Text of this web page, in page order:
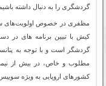
گردشگرى را به دنبال داشته
مظفری در خصوص اولویت‌های
گردشگر است و با توجه به
مطلوب و خاص، در بیش از
کشورهای اروپایی به ویژه